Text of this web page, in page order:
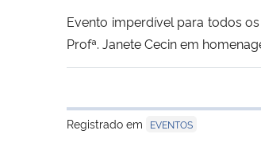
Evento imperdível para todos
Profª. Janete Cecin em
Registrado em
EVENTOS